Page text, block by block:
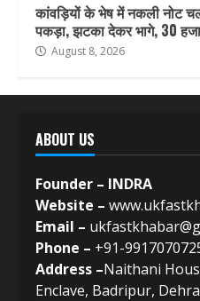
कांवड़ियों के भेष में नकली नोट
पकड़ा, झटका देकर भागे, 30
August 8, 2026
ABOUT US
Founder – INDRA
Website –
Email –
Phone – +91-
Address –Naithani
Enclave, Badripur,